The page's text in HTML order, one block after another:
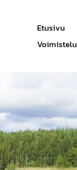
Etusivu
Voimistelu